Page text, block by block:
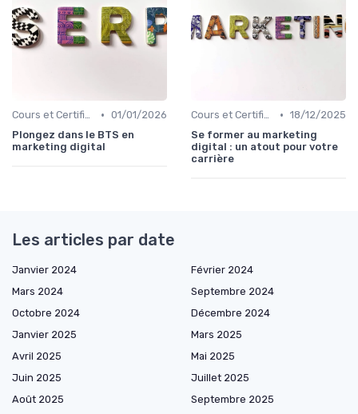
Cours et Certifications en Marketing Digital • 01/01/2026
Plongez dans le BTS en
marketing digital
Cours et Certifications en Marketing Digital • 18/12/2025
Se former au marketing
digital : un atout pour votre
carrière
Les articles par date
Janvier 2024
Février 2024
Mars 2024
Septembre 2024
Octobre 2024
Décembre 2024
Janvier 2025
Mars 2025
Avril 2025
Mai 2025
Juin 2025
Juillet 2025
Août 2025
Septembre 2025